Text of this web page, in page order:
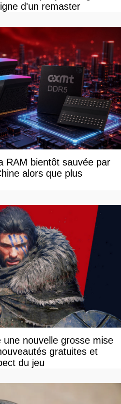
d'un remaster
RAM bientôt sauvée par
alors que plus
nouvelle grosse mise
gratuites et
du jeu